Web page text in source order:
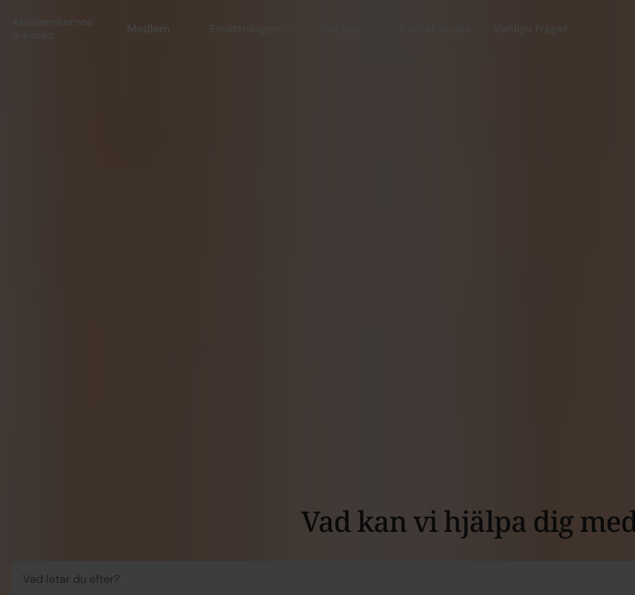
Medlem
Vad kan vi hjälpa dig